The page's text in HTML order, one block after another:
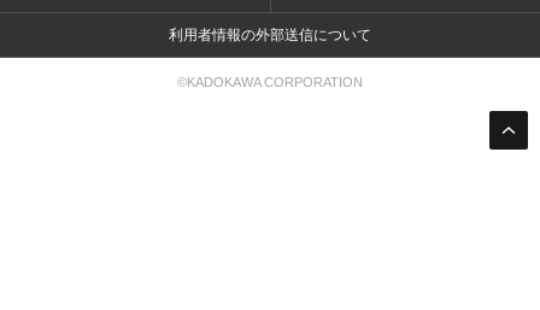
利用者情報の外部送信について
©KADOKAWA CORPORATION